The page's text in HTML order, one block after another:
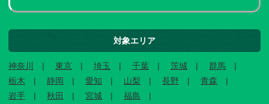
対象エリア
神奈川 東京 埼玉 千葉 茨城
群馬
栃木
静岡 愛知 山梨 長野
青森
岩手
秋田 宮城 福島